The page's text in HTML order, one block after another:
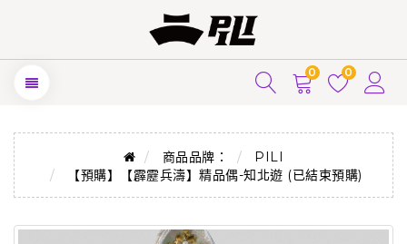
0 0
商品品牌：
PILI
【預購】【霹靂兵濤】精品偶-知北遊 (已結束預購)